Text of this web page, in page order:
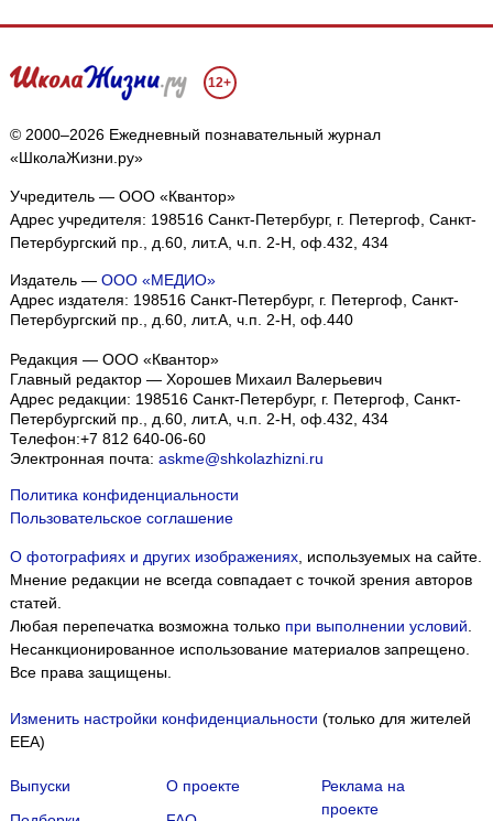
12+
© 2000–2026 Ежедневный познавательный журнал
«ШколаЖизни.ру»
Учредитель — ООО «Квантор»
Адрес учредителя: 198516 Санкт-Петербург, г. Петергоф, Санкт-
Петербургский пр., д.60, лит.А, ч.п. 2-Н, оф.432, 434
Издатель — ООО «МЕДИО»
Адрес издателя: 198516 Санкт-Петербург, г. Петергоф, Санкт-
Петербургский пр., д.60, лит.А, ч.п. 2-Н, оф.440
Редакция — ООО «Квантор»
Главный редактор — Хорошев Михаил Валерьевич
Адрес редакции: 198516 Санкт-Петербург, г. Петергоф Санкт-
Петербургский пр., д.60, лит.А, ч.п. 2-Н, оф.432, 434
Телефон:+7 812 640-06-60
Электронная почта: askme@shkolazhizni.ru
Политика конфиденциальности
Пользовательское соглашение
О фотографиях и других изображениях, используемых на сайте.
Мнение редакции не всегда совпадает с точкой зрения авторов
статей.
Любая перепечатка возможна только при выполнении условий
Несанкционированное использование материалов запрещено.
Все права защищены.
Изменить настройки конфиденциальности (только для жителей
EEA)
Выпуски
О проекте
Реклама на
проекте